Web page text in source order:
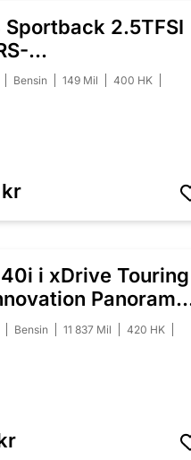
NYINKOMMEN
Sportback 2.5TFSI
Svensksåld
Bensin 149 Mil
400 HK
NYINKOMMEN
i xDrive Touring
Panorama
Bensin 11 837 Mil
420 HK